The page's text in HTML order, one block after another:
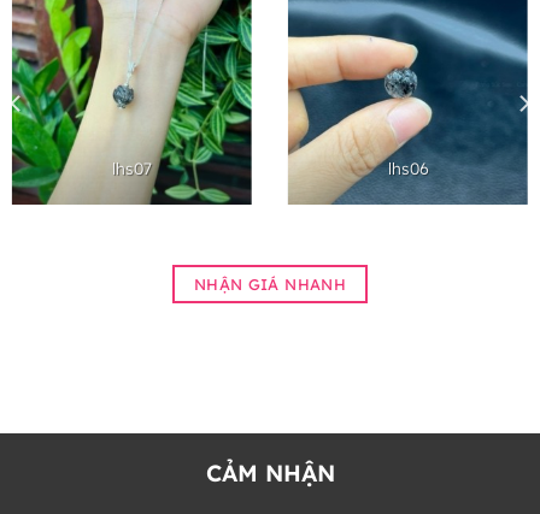
lhs07 lhs06
NHẬN GIÁ NHANH
CẢM NHẬN